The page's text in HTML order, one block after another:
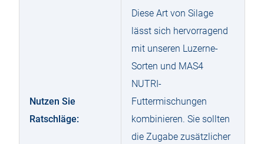
Nutzen Sie
Ratschläge:
Diese Art von Silage
lässt sich hervorragend
mit unseren Luzerne-
Sorten und MAS4
NUTRI-
Futtermischungen
kombinieren. Sie sollten
die Zugabe zusätzlicher